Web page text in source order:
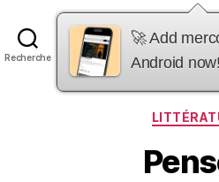
Recherche
🚀 Add
Android